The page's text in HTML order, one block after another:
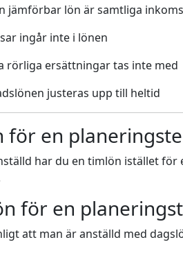
jämförbar lön är samtliga
ingår inte i lönen
rörliga ersättningar tas inte med
justeras upp till heltid
för en
har du en timlön istället
för en
att man är anställd med